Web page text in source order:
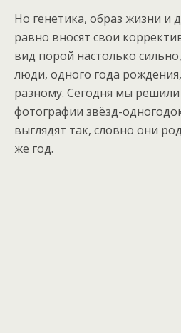
Но генетика, образ жизни и
равно вносят свои
вид порой настолько
люди, одного года
разному. Сегодня мы
фотографии звёзд-
выглядят так, словно они
же год.